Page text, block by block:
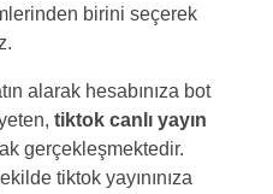
birini seçerek
alarak hesabınıza bot
tiktok canlı yayın
gerçekleşmektedir.
tiktok yayınınıza